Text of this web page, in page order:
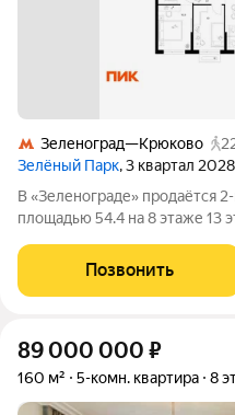
Зеленоград—Крюково
Зелёный Парк, 3 квартал 2028
В «Зеленограде» продаётся
площадью 54.4 на 8 этаже 13
минут пешком до МЦД-3
автомобиле до
Позвонить
89 000 000 ₽
160 м² 5-комн. квартира 8